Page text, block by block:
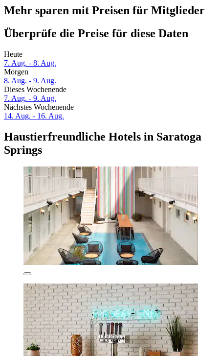
Mehr sparen mit Preisen für Mitglieder
Überprüfe die Preise für diese Daten
Heute
7. Aug. - 8. Aug.
Morgen
8. Aug. - 9. Aug.
Dieses Wochenende
7. Aug. - 9. Aug.
Nächstes Wochenende
14. Aug. - 16. Aug.
Haustierfreundliche Hotels in Saratoga
Springs